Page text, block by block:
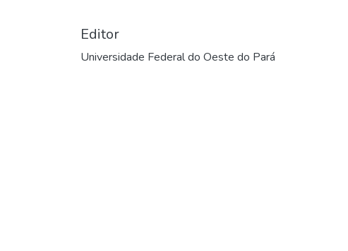
Editor
Universidade Federal do Oeste do Pará